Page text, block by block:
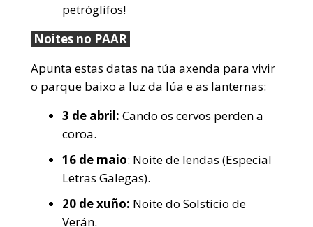
petróglifos!
Noites no PAAR
Apunta estas datas na túa axenda para vivir
o parque baixo a luz da lúa e as lanternas:
3 de abril: Cando os cervos perden a
coroa.
16 de maio: Noite de lendas (Especial
Letras Galegas).
20 de xuño: Noite do Solsticio de
Verán.